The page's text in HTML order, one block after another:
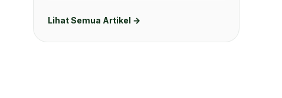
Lihat Semua Artikel →